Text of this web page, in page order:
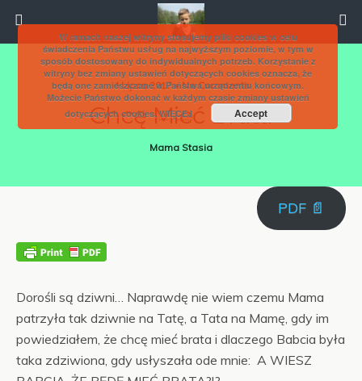
4 Lipca 2017 • No Comments
Chcę Mieć Brata
Mama Stasia
PDF 📄
Dorośli są dziwni… Naprawdę nie wiem czemu Mama
patrzyła tak dziwnie na Tatę, a Tata na Mamę, gdy im
powiedziałem, że chcę mieć brata i dlaczego Babcia była
taka zdziwiona, gdy usłyszała ode mnie: A WIESZ
W ramach naszej witryny stosujemy pliki cookies w celu
świadczenia Państwu usług na najwyższym poziomie, w tym w
sposób dostosowany do indywidualnych potrzeb. Korzystanie z
witryny bez zmiany ustawień dotyczących cookies oznacza, że
będą one zamieszczane w Państwa urządzeniu końcowym.
Możecie Państwo dokonać w każdym czasie zmiany ustawień
dotyczących cookies.WIĘCEJ Accept